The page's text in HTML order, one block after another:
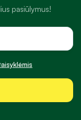
pasiūlymus!